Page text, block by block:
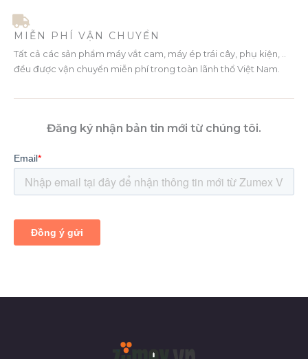
MIỄN PHÍ VẬN CHUYỂN
Tất cả các sản phẩm máy vắt cam, máy ép trái cây, phụ kiện, ..
đều được vận chuyển miễn phí trong toàn lãnh thổ Việt Nam.
Đăng ký nhận bản tin mới từ chúng tôi.